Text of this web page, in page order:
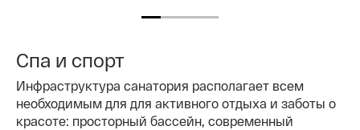
Спа и спорт
Инфраструктура санатория располагает всем
необходимым для для активного отдыха и заботы о
красоте: просторный бассейн, современный